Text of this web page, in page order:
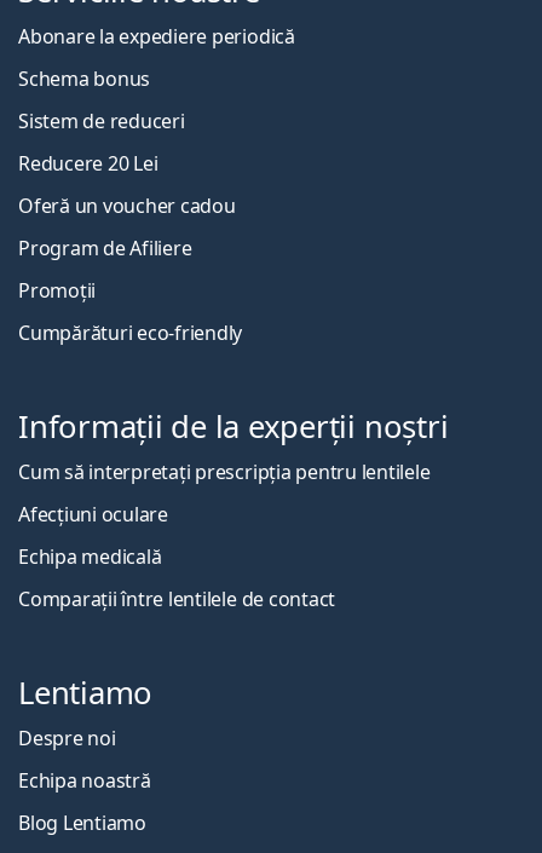
Abonare la expediere periodică
Schema bonus
Sistem de reduceri
Reducere 20 Lei
Oferă un voucher cadou
Program de Afiliere
Promoții
Cumpărături eco-friendly
Informații de la experții noștri
Cum să interpretați prescripția pentru lentilele
Afecțiuni oculare
Echipa medicală
Comparații între lentilele de contact
Lentiamo
Despre noi
Echipa noastră
Blog Lentiamo